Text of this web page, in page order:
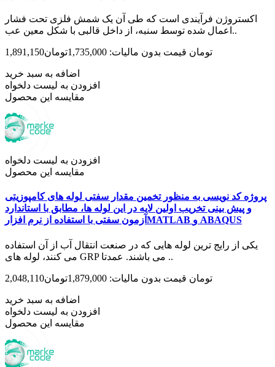
اکستروژن فرآیندی است که طی آن یک شمش فلزی تحت فشار
اعمال شده توسط سنبه، از داخل قالبی با شکل معین عب..
1,891,150تومان قیمت بدون مالیات: 1,735,000تومان
اضافه به سبد خرید
افزودن به لیست دلخواه
مقایسه این محصول
افزودن به لیست دلخواه
مقایسه این محصول
پروژه کد نویسی به منظور تخمین مقدار سفتی لوله های کامپوزیتی
و پیش بینی تخریب اولین لایه در این لوله ها، مطابق با استاندارد
آزمون سفتی با استفاده از نرم افزارMATLAB و ABAQUS
یکی از رایج ترین لوله هایی که در صنعت انتقال آب از آن استفاده
می کنند، لوله های GRP می باشند. عمدتا ..
2,048,110تومان قیمت بدون مالیات: 1,879,000تومان
اضافه به سبد خرید
افزودن به لیست دلخواه
مقایسه این محصول